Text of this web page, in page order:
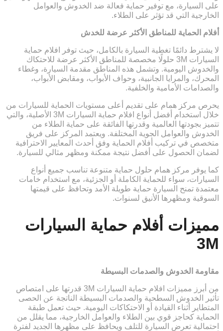
على السيارة، مع توفير حماية فعالة ضد الخدوش والعوامل
الخارجية التي قد تؤثر على الطلاء.
أفلام الحماية للمناطق الأكثر عرضة للخدش
لا يشترط دائمًا تغطية السيارة بالكامل، حيث توفر افلام حماية
السيارات 3M حلولًا مخصصة للمناطق الأكثر عرضة للاحتكاك
والخدوش اليومية. وتشمل هذه المناطق مقدمة السيارة، وغطاء
المحرك، والمرايا الجانبية، وحواف الأبواب، ومقابض الأبواب،
والصدامات الأمامية والخلفية.
يحرص مركز همام على تقديم أعلى مستويات الحماية للسيارات من
خلال استخدام أفضل أنواع افلام حماية السيارات 3M الأصلية، والتي
تتميز بجودتها العالمية وقدرتها الفائقة على حماية الطلاء من
الخدوش والعوامل الجوية المختلفة. ويعتمد المركز على فريق
متخصص في تركيب أفلام الحماية وفق أحدث المعايير الاحترافية
لضمان الحصول على أفضل نتيجة ممكنة ومظهر مثالي للسيارة.
كما يوفر مركز همام حلول حماية متنوعة تناسب جميع أنواع
السيارات، سواء للحماية الكاملة أو الجزئية، مع استخدام خامات
معتمدة تمنح السيارة حماية طويلة الأمد وتحافظ على قيمتها
السوقية ومظهرها الأنيق لسنوات.
مميزات أفلام حماية السيارات
3M
مقاومة الخدوش والصدمات البسيطة
من أبرز مميزات افلام حماية السيارات 3M قدرتها على امتصاص
تأثير الخدوش السطحية والصدمات البسيطة الناتجة عن الحصى
المتطاير أثناء القيادة أو الاحتكاكات اليومية. حيث تعمل طبقة
الحماية كحاجز قوي بين الطلاء والعوامل الخارجية، مما يقلل من
احتمالية تعرض السيارة للتلف ويحافظ على مظهرها الجديد لفترة